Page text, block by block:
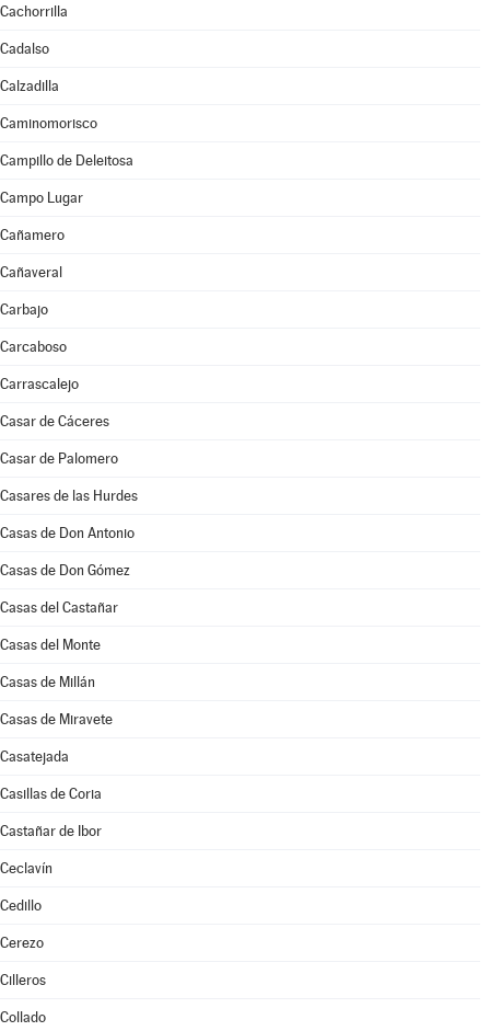
Cachorrilla
Cadalso
Calzadilla
Caminomorisco
Campillo de Deleitosa
Campo Lugar
Cañamero
Cañaveral
Carbajo
Carcaboso
Carrascalejo
Casar de Cáceres
Casar de Palomero
Casares de las Hurdes
Casas de Don Antonio
Casas de Don Gómez
Casas del Castañar
Casas del Monte
Casas de Millán
Casas de Miravete
Casatejada
Casillas de Coria
Castañar de Ibor
Ceclavín
Cedillo
Cerezo
Cilleros
Collado